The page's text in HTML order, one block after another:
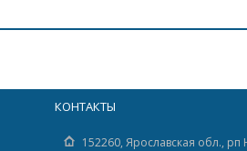
КОНТАКТЫ
152260, Ярославская обл., рп